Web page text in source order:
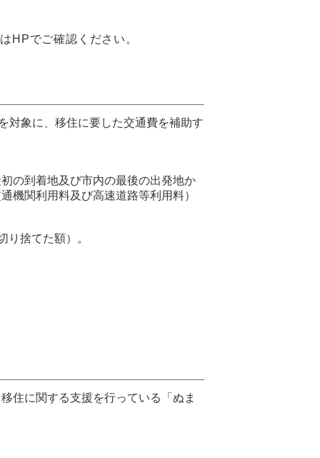
HPでご確認ください。
対象に、移住に要した交通費を補助す
の到着地及び市内の最後の出発地か
機関利用料及び高速道路等利用料）
捨てた額）。
住に関する支援を行っている「ぬま